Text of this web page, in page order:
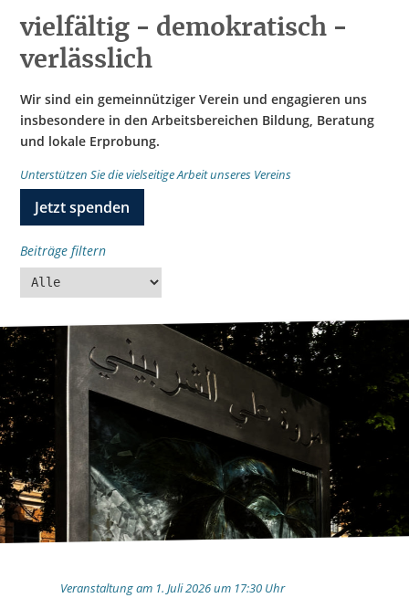
vielfältig - demokratisch -
verlässlich
Wir sind ein gemeinnütziger Verein und engagieren uns
insbesondere in den Arbeitsbereichen Bildung, Beratung
und lokale Erprobung.
Unterstützen Sie die vielseitige Arbeit unseres Vereins
Jetzt spenden
Beiträge filtern
Veranstaltung am 1. Juli 2026 um 17:30 Uhr